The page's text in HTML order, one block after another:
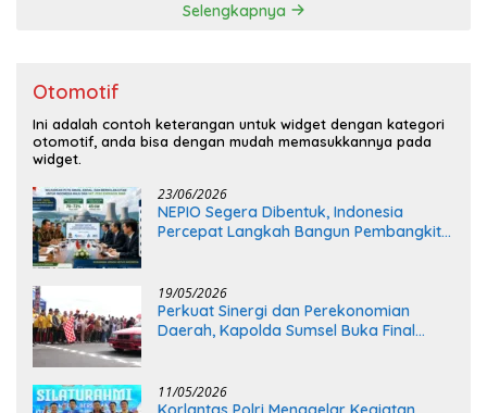
Selengkapnya
Otomotif
Ini adalah contoh keterangan untuk widget dengan kategori
otomotif, anda bisa dengan mudah memasukkannya pada
widget.
23/06/2026
NEPIO Segera Dibentuk, Indonesia
Percepat Langkah Bangun Pembangkit
19/05/2026
Perkuat Sinergi dan Perekonomian
Daerah, Kapolda Sumsel Buka Final
11/05/2026